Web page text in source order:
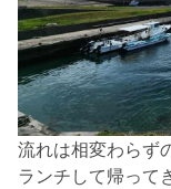
流れは相変わらず
ランチして帰って